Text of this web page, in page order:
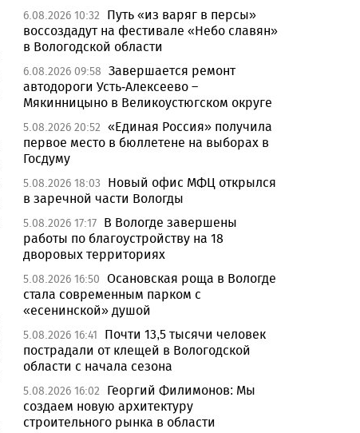
6.08.2026 10:32
Путь «из варяг в персы»
воссоздадут на фестивале «Небо славян»
в Вологодской области
6.08.2026 09:58 Завершается ремонт
автодороги Усть-Алексеево –
Мякинницыно в Великоустюгском округе
5.08.2026 20:52 «Единая Россия» получила
первое место в бюллетене на выборах в
Госдуму
5.08.2026 18:03
Новый офис МФЦ открылся
в заречной части Вологды
5.08.2026 17:17 В Вологде завершены
работы по благоустройству на 18
дворовых территориях
5.08.2026 16:50 Осановская роща в Вологде
стала современным парком с
«есенинской» душой
5.08.2026 16:41
Почти 13,5 тысячи человек
пострадали от клещей в Вологодской
области с начала сезона
5.08.2026 16:02
Георгий Филимонов: Мы
создаем новую архитектуру
строительного рынка в области